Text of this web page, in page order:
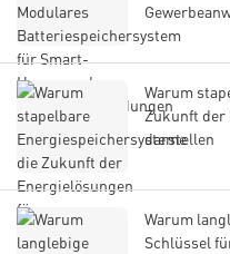
Warum
Zukunft der
darstellen
Warum
Schlüssel